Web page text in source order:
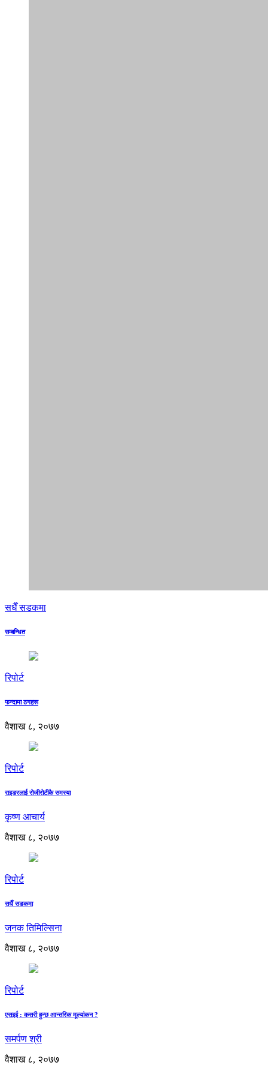
सधैँ सडकमा
सम्बन्धित
रिपोर्ट
फन्दामा ठगहरू
वैशाख ८, २०७७
रिपोर्ट
राइडरलाई रोजीरोटीकै समस्या
कृष्ण आचार्य
वैशाख ८, २०७७
रिपोर्ट
सधैँ सडकमा
जनक तिमिल्सिना
वैशाख ८, २०७७
रिपोर्ट
एसइई : कसरी हुन्छ आन्तरिक मूल्यांकन ?
समर्पण श्री
वैशाख ८, २०७७